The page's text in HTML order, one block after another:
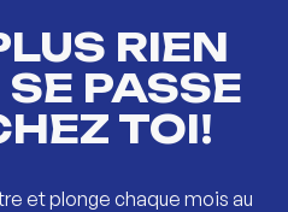
RIEN
SE PASSE
TOI!
et plonge chaque mois au